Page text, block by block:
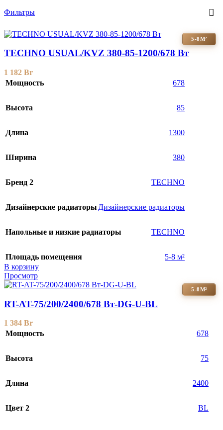
Фильтры
5-8М²
TECHNO USUAL/KVZ 380-85-1200/678 Вт
1 182 Br
Мощность
678
Высота 85
Длина 1300
Ширина 380
Бренд 2 TECHNO
Дизайнерские радиаторы Дизайнерские радиаторы
Напольные и низкие радиаторы TECHNO
Площадь помещения
5-8 м²
В корзину
Просмотр
5-8М²
RT-AT-75/200/2400/678 Вт-DG-U-BL
1 384 Br
Мощность
678
Высота 75
Длина 2400
Цвет 2 BL